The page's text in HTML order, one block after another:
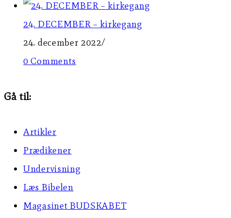
24. DECEMBER – kirkegang
24. december 2022/
0 Comments
Gå til:
Artikler
Prædikener
Undervisning
Læs Bibelen
Magasinet BUDSKABET